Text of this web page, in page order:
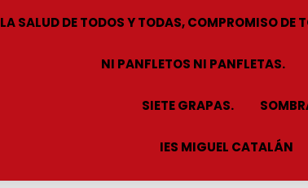
LA SALUD DE TODOS Y TODAS, COMPROMISO DE
NI PANFLETOS NI PANFLETAS.
SIETE GRAPAS.
IES MIGUEL CATALÁN